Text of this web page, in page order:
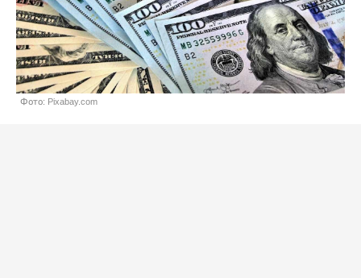
Фото: Pixabay.com